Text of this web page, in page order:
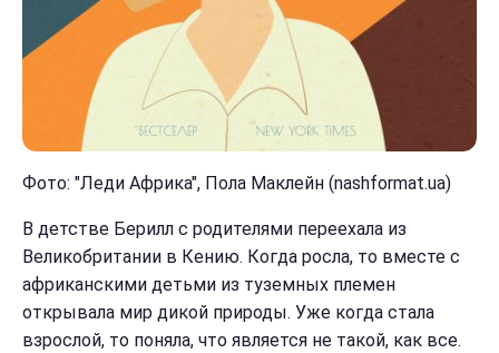
Фото: "Леди Африка", Пола Маклейн (nashformat.ua)
В детстве Берилл с родителями переехала из
Великобритании в Кению. Когда росла, то вместе с
африканскими детьми из туземных племен
открывала мир дикой природы. Уже когда стала
взрослой, то поняла, что является не такой, как все.